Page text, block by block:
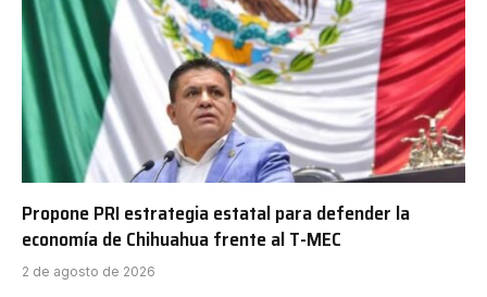
Propone PRI estrategia estatal para defender la
economía de Chihuahua frente al T-MEC
2 de agosto de 2026